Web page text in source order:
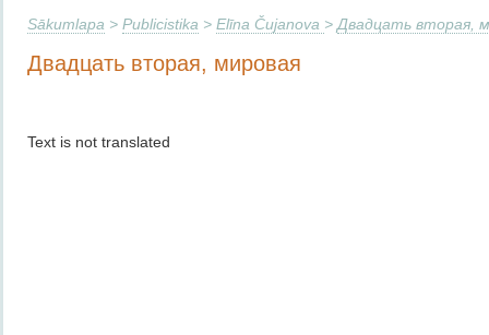
Sākumlapa > Publicistika > Elīna Čujanova > Двадцать вторая,
Двадцать вторая, мировая
Text is not translated